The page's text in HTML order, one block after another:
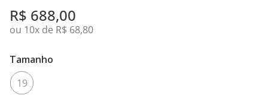
R$ 688,00
ou 10x de R$ 68,80
Tamanho
19